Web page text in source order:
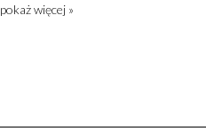
pokaż więcej »